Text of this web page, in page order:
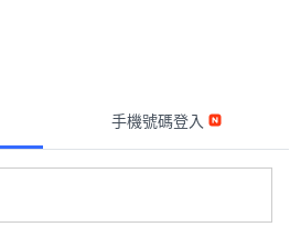
手機號碼登入